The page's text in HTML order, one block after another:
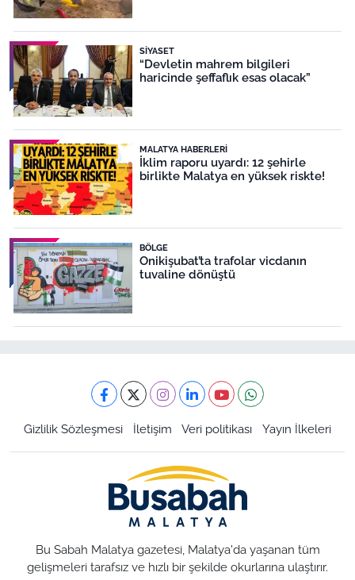
SIYASET
“Devletin mahrem bilgileri
haricinde şeffaflık esas olacak”
MALATYA HABERLERI
İklim raporu uyardı: 12 şehirle
birlikte Malatya en yüksek riskte!
BÖLGE
Onikişubat’ta trafolar vicdanın
tuvaline dönüştü
Gizlilik Sözleşmesi İletişim Veri politikası Yayın İlkeleri
Bu Sabah Malatya gazetesi, Malatya'da yaşanan tüm
gelişmeleri tarafsız ve hızlı bir şekilde okurlarına ulaştırır.